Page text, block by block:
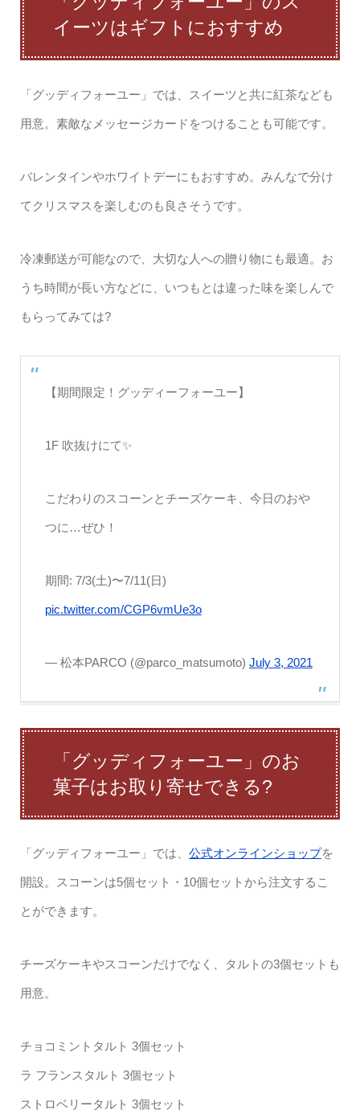
イーツはギフトにおすすめ
「グッディフォーユー」では、スイーツと共に紅茶なども
用意。素敵なメッセージカードをつけることも可能です。
バレンタインやホワイトデーにもおすすめ。みんなで分け
てクリスマスを楽しむのも良さそうです。
冷凍郵送が可能なので、大切な人への贈り物にも最適。お
うち時間が長い方などに、いつもとは違った味を楽しんで
もらってみては?
【期間限定！グッディーフォーユー】
1F 吹抜けにて✨
こだわりのスコーンとチーズケーキ、今日のおや
つに…ぜひ！
期間: 7/3(土)〜7/11(日)
pic.twitter.com/CGP6vmUe3o
— 松本PARCO (@parco_matsumoto) July 3, 2021
「グッディフォーユー」のお
菓子はお取り寄せできる?
「グッディフォーユー」では、 公式オンラインショップを
開設。スコーンは5個セット・10個セットから注文するこ
とができます。
チーズケーキやスコーンだけでなく、タルトの3個セットも
用意。
チョコミントタルト 3個セット
ラ フランスタルト 3個セット
ストロベリータルト 3個セット